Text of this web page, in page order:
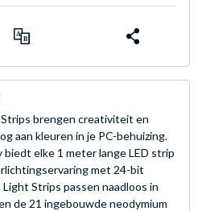
brengen creativiteit en
aan kleuren in je PC-behuizing.
biedt elke 1 meter lange LED strip
met 24-bit
Strips passen naadloos in
de 21 ingebouwde neodymium